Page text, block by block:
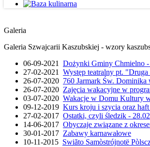
Galeria
Galeria Szwajcarii Kaszubskiej - wzory
06-09-2021 Dożynki Gminy Chmielno -
27-02-2021 Występ teatralny pt.
26-07-2020 760 Jarmark Św. Dominika
26-07-2020 Zajęcia wakacyjne w
03-07-2020 Wakacje w Domu Kultury
09-12-2019 Kurs kroju i szycia oraz
27-02-2017 Ostatki, czyli śledzik - 28.02
14-06-2017 Obyczaje związane z
30-01-2017 Zabawy karnawałowe
10-11-2015 Swiãto Samòstrójnotë